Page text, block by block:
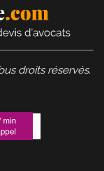
droits réservés.